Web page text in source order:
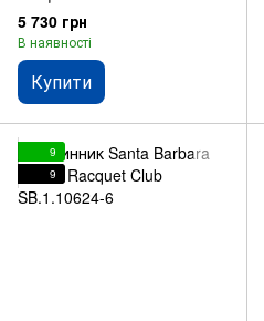
5 730 грн
В наявності
Купити
9
9